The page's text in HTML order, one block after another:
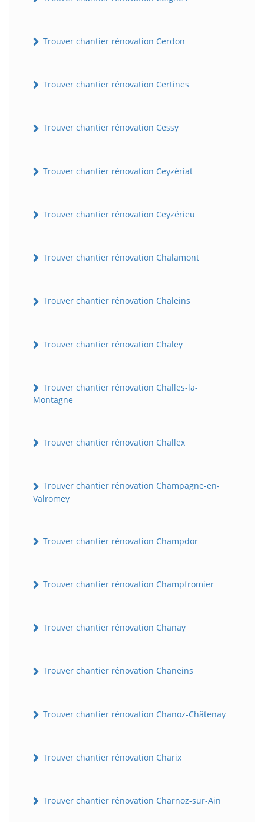
Trouver chantier rénovation Cerdon
Trouver chantier rénovation Certines
Trouver chantier rénovation Cessy
Trouver chantier rénovation Ceyzériat
Trouver chantier rénovation Ceyzérieu
Trouver chantier rénovation Chalamont
Trouver chantier rénovation Chaleins
Trouver chantier rénovation Chaley
Trouver chantier rénovation Challes-la-
Montagne
Trouver chantier rénovation Challex
Trouver chantier rénovation Champagne-en-
Valromey
Trouver chantier rénovation Champdor
Trouver chantier rénovation Champfromier
Trouver chantier rénovation Chanay
Trouver chantier rénovation Chaneins
Trouver chantier rénovation Chanoz-Châtenay
Trouver chantier rénovation Charix
Trouver chantier rénovation Charnoz-sur-Ain